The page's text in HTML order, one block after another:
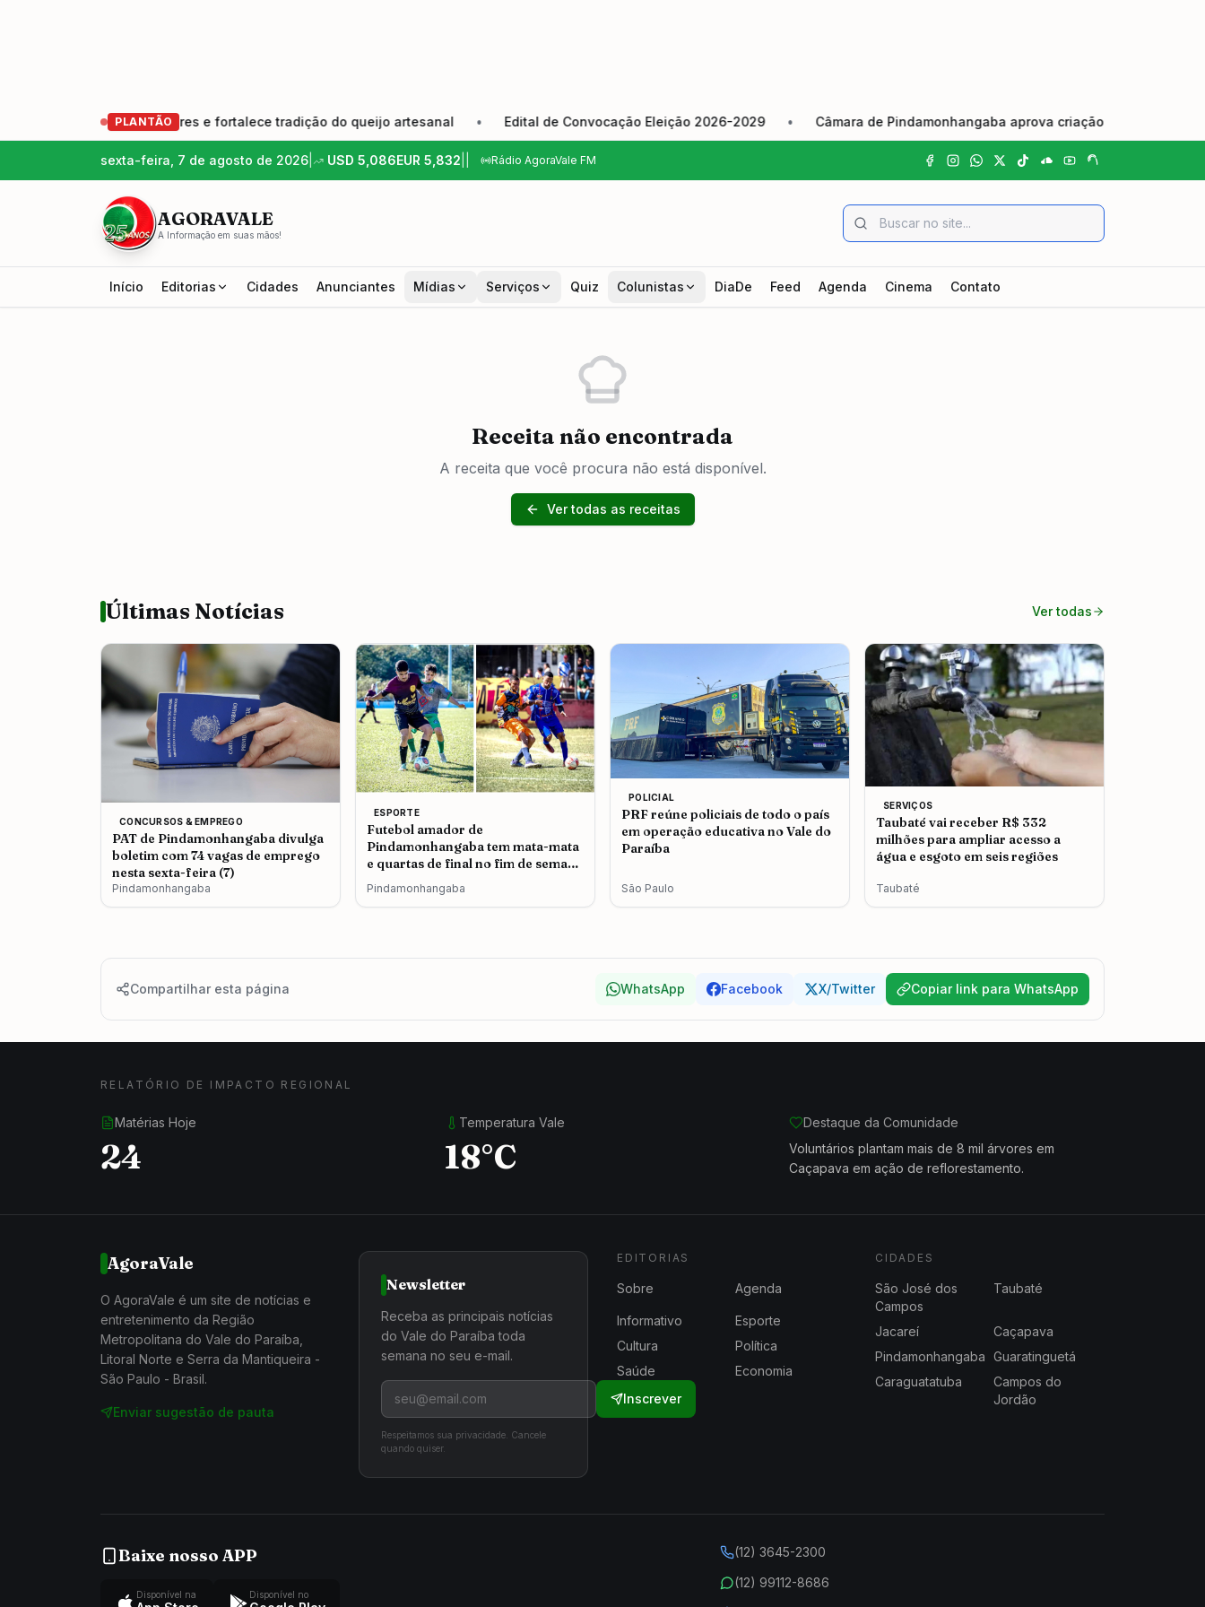
PLANTÃO
geração de produtores e fortalece tradição do queijo artesanal • Edital de Convocação Eleição 2026-2029 • Câmara de Pindamonhangaba aprova criação do Dia Municipal
sexta-feira, 7 de agosto de 2026 USD 5,086EUR 5,832 Rádio AgoraVale FM
AGORAVALE
A Informação em suas mãos!
Início Editorias Cidades Anunciantes Mídias Serviços Quiz Colunistas DiaDe Feed Agenda Cinema Contato
Receita não encontrada
A receita que você procura não está disponível.
Ver todas as receitas
Últimas Notícias Ver todas
CONCURSOS & EMPREGO
PAT de Pindamonhangaba divulga
boletim com 74 vagas de emprego
nesta sexta-feira (7)
Pindamonhangaba
ESPORTE
Futebol amador de
Pindamonhangaba tem mata-mata
e quartas de final no fim de semana
do Dia dos Pais
Pindamonhangaba
POLICIAL
PRF reúne policiais de todo o país
em operação educativa no Vale do
Paraíba
São Paulo
SERVIÇOS
Taubaté vai receber R$ 332
milhões para ampliar acesso a
água e esgoto em seis regiões
Taubaté
Compartilhar esta página WhatsApp Facebook X/Twitter Copiar link para WhatsApp
RELATÓRIO DE IMPACTO REGIONAL
Matérias Hoje
24
Temperatura Vale
18°C
Destaque da Comunidade
Voluntários plantam mais de 8 mil árvores em
Caçapava em ação de reflorestamento.
AgoraVale
O AgoraVale é um site de notícias e
entretenimento da Região
Metropolitana do Vale do Paraíba,
Litoral Norte e Serra da Mantiqueira -
São Paulo - Brasil.
Enviar sugestão de pauta
Newsletter
Receba as principais notícias
do Vale do Paraíba toda
semana no seu e-mail.
Inscrever
Respeitamos sua privacidade. Cancele
quando quiser.
EDITORIAS
Sobre Agenda
Informativo
Esporte
Cultura
Política
Saúde
Economia
CIDADES
São José dos
Campos
Taubaté
Jacareí
Caçapava
Pindamonhangaba Guaratinguetá
Caraguatatuba
Campos do
Jordão
Baixe nosso APP
Disponível na Disponível no
(12) 3645-2300
(12) 99112-8686